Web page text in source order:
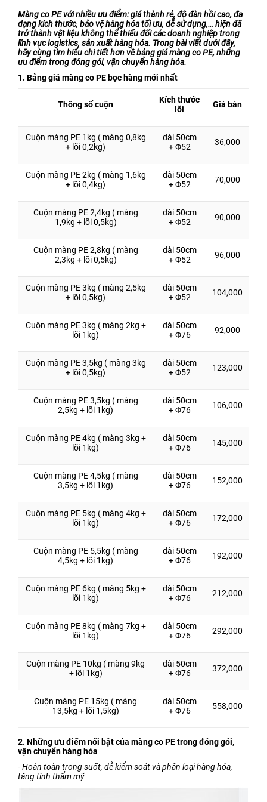
Màng co PE với nhiều ưu điểm: giá thành rẻ, độ đàn hồi cao, đa
dạng kích thước, bảo vệ hàng hóa tối ưu, dễ sử dụng,… hiện đã
trở thành vật liệu không thể thiếu đối các doanh nghiệp trong
lĩnh vực logistics, sản xuất hàng hóa. Trong bài viết dưới đây,
hãy cùng tìm hiểu chi tiết hơn về bảng giá màng co PE, những
ưu điểm trong đóng gói, vận chuyển hàng hóa.
1. Bảng giá màng co PE bọc hàng mới nhất
Thông số cuộn
Kích thước
lõi
Giá bán
Cuộn màng PE 1kg ( màng 0,8kg
+ lõi 0,2kg)
dài 50cm
+ Φ52
36,000
Cuộn màng PE 2kg ( màng 1,6kg
+ lõi 0,4kg)
dài 50cm
+ Φ52
70,000
Cuộn màng PE 2,4kg ( màng
1,9kg + lõi 0,5kg)
dài 50cm
+ Φ52
90,000
Cuộn màng PE 2,8kg ( màng
2,3kg + lõi 0,5kg)
dài 50cm
+ Φ52
96,000
Cuộn màng PE 3kg ( màng 2,5kg
+ lõi 0,5kg)
dài 50cm
+ Φ52
104,000
Cuộn màng PE 3kg ( màng 2kg +
lõi 1kg)
dài 50cm
+ Φ76
92,000
Cuộn màng PE 3,5kg ( màng 3kg
+ lõi 0,5kg)
dài 50cm
+ Φ52
123,000
Cuộn màng PE 3,5kg ( màng
2,5kg + lõi 1kg)
dài 50cm
+ Φ76
106,000
Cuộn màng PE 4kg ( màng 3kg +
lõi 1kg)
dài 50cm
+ Φ76
145,000
Cuộn màng PE 4,5kg ( màng
3,5kg + lõi 1kg)
dài 50cm
+ Φ76
152,000
Cuộn màng PE 5kg ( màng 4kg +
lõi 1kg)
dài 50cm
+ Φ76
172,000
Cuộn màng PE 5,5kg ( màng
4,5kg + lõi 1kg)
dài 50cm
+ Φ76
192,000
Cuộn màng PE 6kg ( màng 5kg +
lõi 1kg)
dài 50cm
+ Φ76
212,000
Cuộn màng PE 8kg ( màng 7kg +
lõi 1kg)
dài 50cm
+ Φ76
292,000
Cuộn màng PE 10kg ( màng 9kg
+ lõi 1kg)
dài 50cm
+ Φ76
372,000
Cuộn màng PE 15kg ( màng
13,5kg + lõi 1,5kg)
dài 50cm
+ Φ76
558,000
2. Những ưu điểm nổi bật của màng co PE trong đóng gói,
vận chuyển hàng hóa
- Hoàn toàn trong suốt, dễ kiểm soát và phân loại hàng hóa,
tăng tính thẩm mỹ
Bao Bì Bánh, Kẹo Các Loại
Túi PA, Túi Zipper, Túi
Nhôm
MÀNG BỌC THỰC PHẨM
PVC
MÀNG CO-EX NYLON PE
TUYỂN DỤNG
ĐỐI TÁC
LIÊN HỆ